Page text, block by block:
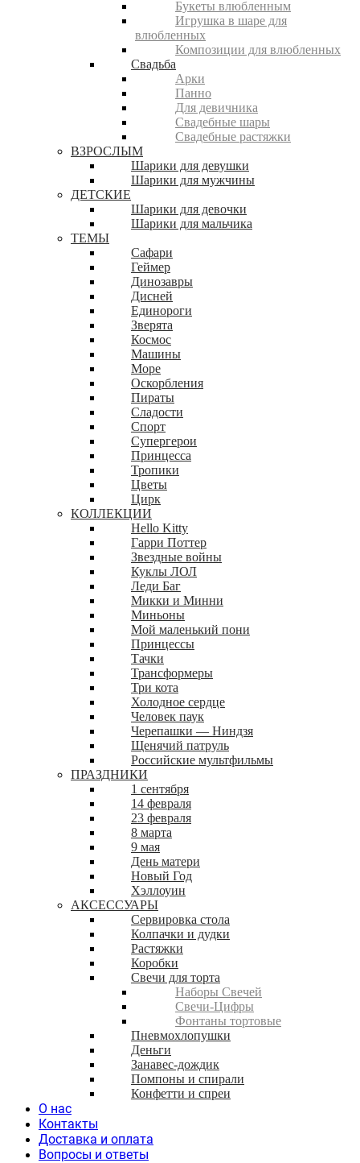
Букеты влюбленным
Игрушка в шаре для
влюбленных
Композиции для влюбленных
Свадьба
Арки
Панно
Для девичника
Свадебные шары
Свадебные растяжки
ВЗРОСЛЫМ
Шарики для девушки
Шарики для мужчины
ДЕТСКИЕ
Шарики для девочки
Шарики для мальчика
ТЕМЫ
Сафари
Геймер
Динозавры
Дисней
Единороги
Зверята
Космос
Машины
Море
Оскорбления
Пираты
Сладости
Спорт
Супергерои
Принцесса
Тропики
Цветы
Цирк
КОЛЛЕКЦИИ
Hello Kitty
Гарри Поттер
Звездные войны
Куклы ЛОЛ
Леди Баг
Микки и Минни
Миньоны
Мой маленький пони
Принцессы
Тачки
Трансформеры
Три кота
Холодное сердце
Человек паук
Черепашки — Ниндзя
Щенячий патруль
Российские мультфильмы
ПРАЗДНИКИ
1 сентября
14 февраля
23 февраля
8 марта
9 мая
День матери
Новый Год
Хэллоуин
АКСЕССУАРЫ
Сервировка стола
Колпачки и дудки
Растяжки
Коробки
Свечи для торта
Наборы Свечей
Свечи-Цифры
Фонтаны тортовые
Пневмохлопушки
Деньги
Занавес-дождик
Помпоны и спирали
Конфетти и спреи
О нас
Контакты
Доставка и оплата
Вопросы и ответы